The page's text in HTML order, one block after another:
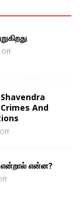
And
என்றால் என்ன?